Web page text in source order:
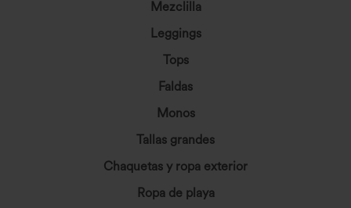
Mezclilla
Leggings
Tops
Faldas
Monos
Tallas grandes
Chaquetas y ropa exterior
Ropa de playa